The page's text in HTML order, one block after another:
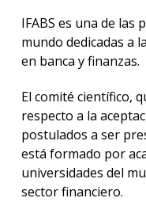
IFABS es una de las
mundo dedicadas a
en banca y finanzas.
El comité científico,
respecto a la
postulados a ser
está formado por
universidades del
sector financiero.